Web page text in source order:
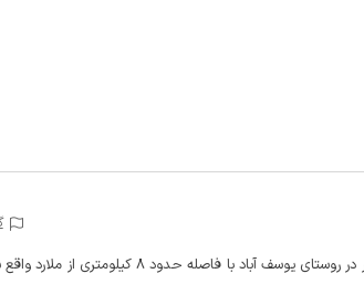
این ویلا دو خوابه مستر با استخر روباز و حیاطی دنج و دلباز در در روستای یوسف آباد با